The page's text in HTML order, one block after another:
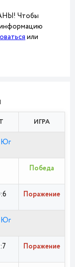
Чтобы
или
ИГРА
Юг
Победа
Поражение
Юг
Поражение